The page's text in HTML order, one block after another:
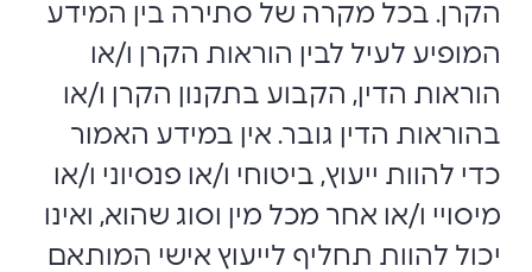
הקרן. בכל מקרה של סתירה בין המידע
המופיע לעיל לבין הוראות הקרן ו/או
הוראות הדין, הקבוע בתקנון הקרן ו/או
בהוראות הדין גובר. אין במידע האמור
כדי להוות ייעוץ, ביטוחי ו/או פנסיוני ו/או
מיסויי ו/או אחר מכל מין וסוג שהוא, ואינו
יכול להוות תחליף לייעוץ אישי המותאם